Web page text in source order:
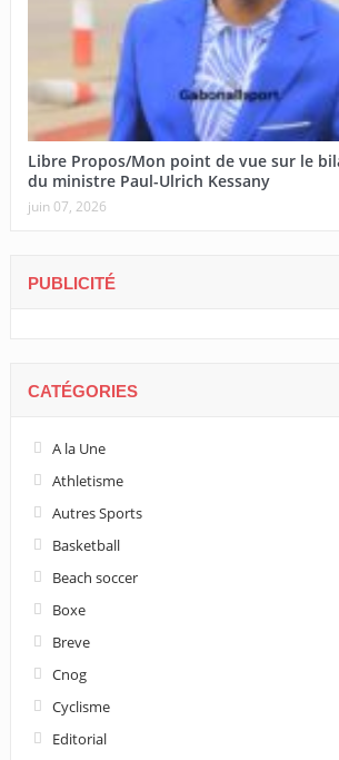
Libre Propos/Mon point de vue sur le
du ministre Paul-Ulrich Kessany
juin 07, 2026
PUBLICITÉ
CATÉGORIES
A la Une
Athletisme
Autres Sports
Basketball
Beach soccer
Boxe
Breve
Cnog
Cyclisme
Editorial